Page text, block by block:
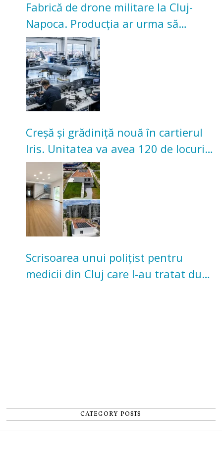
Fabrică de drone militare la Cluj-
Napoca. Producția ar urma să
înceapă în toamna acestui an
Creșă și grădiniță nouă în cartierul
Iris. Unitatea va avea 120 de locuri
pentru copii
Scrisoarea unui polițist pentru
medicii din Cluj care l-au tratat după
CATEGORY POSTS